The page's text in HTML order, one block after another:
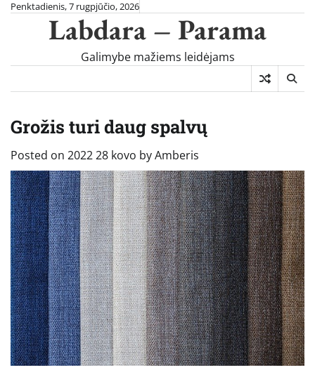
SkipPenktadienis, 7 rugpjūčio, 2026
Labdara – Parama
Galimybe mažiems leidėjams
Grožis turi daug spalvų
Posted on 2022 28 kovo byAmberis